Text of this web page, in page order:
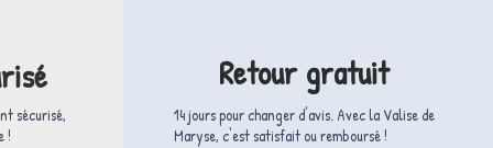
sécurisé,
!
Retour gratuit
14 jours pour changer d'avis. ​Avec la Valise de
Maryse, c'est satisfait ou remboursé !